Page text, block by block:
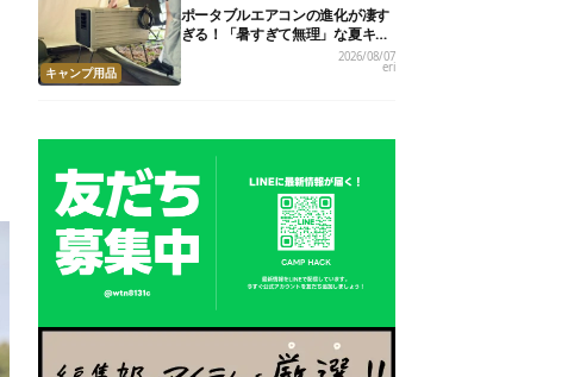
キャンプ用品
ポータブルエアコンの進化が凄す
ぎる！「暑すぎて無理」な夏キャ
ンプを激変させる最新5選2026/08/07
eri